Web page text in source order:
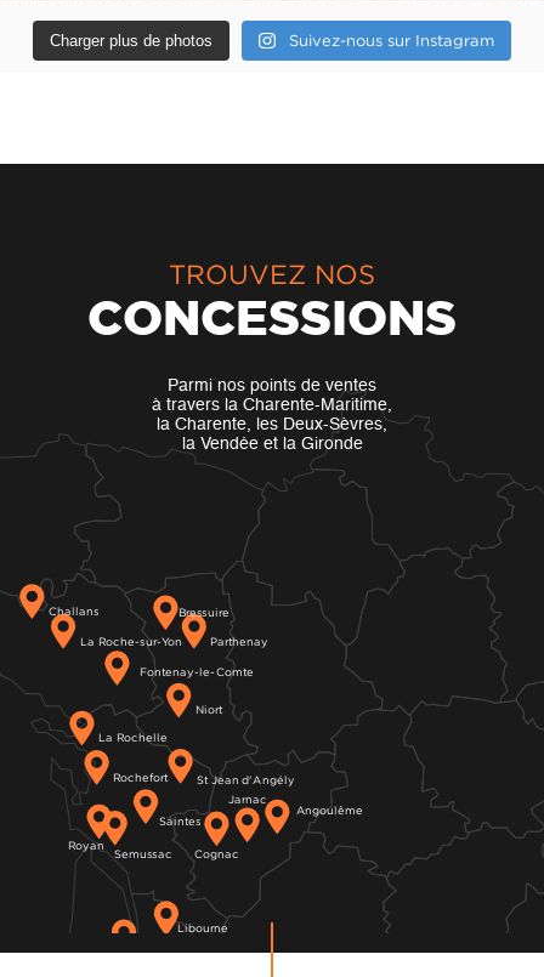
Charger plus de photos Suivez-nous sur Instagram
TROUVEZ NOS
CONCESSIONS
Parmi nos points de ventes
à travers la Charente-Maritime,
la Charente, les Deux-Sèvres,
la Vendée et la Gironde
La Rochelle
Rochefort
Royan
Saintes
Cognac
Angoulême
Parthenay
Fontenay-le-Comte
St Jean d'Angély
Jarnac
Niort
Semussac
La Roche-sur-Yon
Challans Bressuire
Libourne